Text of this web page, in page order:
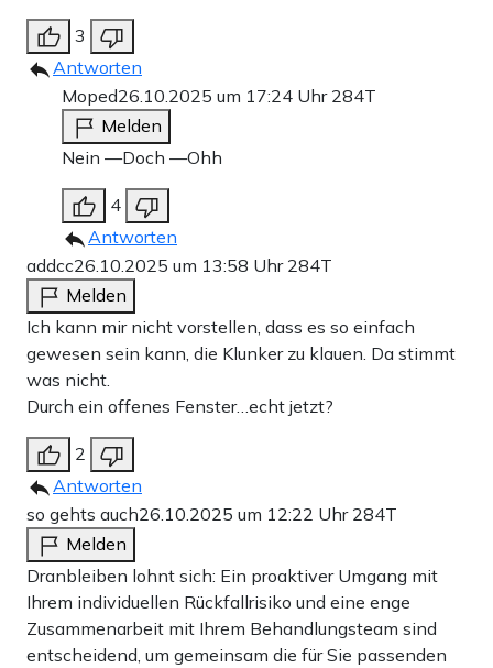
3
Antworten
Moped26.10.2025 um 17:24 Uhr 284T
Melden
Nein —Doch —Ohh
4
Antworten
addcc26.10.2025 um 13:58 Uhr 284T
Melden
Ich kann mir nicht vorstellen, dass es so einfach
gewesen sein kann, die Klunker zu klauen. Da stimmt
was nicht.
Durch ein offenes Fenster…echt jetzt?
2
Antworten
so gehts auch26.10.2025 um 12:22 Uhr 284T
Melden
Dranbleiben lohnt sich: Ein proaktiver Umgang mit
Ihrem individuellen Rückfallrisiko und eine enge
Zusammenarbeit mit Ihrem Behandlungsteam sind
entscheidend, um gemeinsam die für Sie passenden